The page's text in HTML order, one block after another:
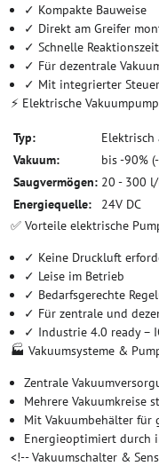
✓ Kompakte Bauweise
✓ Direkt am Greifer
✓ Schnelle Reaktionszeit
✓ Für dezentrale
✓ Mit integrierter
⚡ Elektrische
Typ:
Elektrisch
Vakuum:
bis -90%
Saugvermögen: 20 - 300
Energiequelle:
24V DC
✅ Vorteile elektrische
✓ Keine Druckluft
✓ Leise im Betrieb
✓ Bedarfsgerechte
✓ Für zentrale und
✓ Industrie 4.0 ready –
🏭 Vakuumsysteme &
Zentrale
Mehrere Vakuumkreise
Mit Vakuumbehälter für
Energieoptimiert durch
<!-- Vakuumschalter &